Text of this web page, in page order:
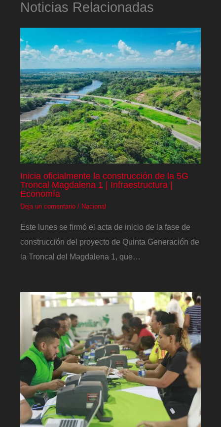
Noticias Relacionadas
Inicia oficialmente la construcción de la 5G
Troncal Magdalena 1 | Infraestructura |
Economía
Deja un comentario / Nacional
Este lunes se firmó el acta de inicio de la fase de
construcción del proyecto de Quinta Generación de
la Troncal del Magdalena 1, que…